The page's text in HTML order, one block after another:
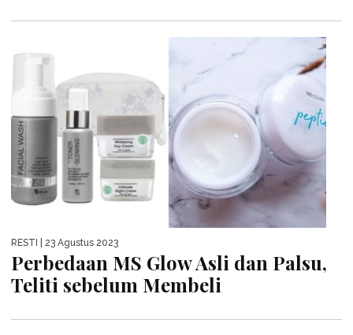
RESTI | 23 Agustus 2023
Perbedaan MS Glow Asli dan Palsu,
Teliti sebelum Membeli